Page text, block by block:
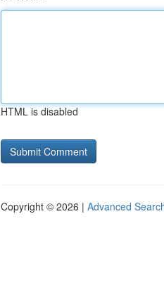
HTML is disabled
Copyright © 2026 | Advanced